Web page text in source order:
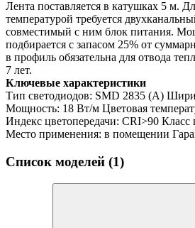
Лента поставляется в катушках 5 м.
температурой требуется
совместимый с ним блок питания.
подбирается с запасом 25% от
в профиль обязательна для отвода
7 лет.
Ключевые характеристики
Тип светодиодов: SMD 2835 (A)
Мощность: 18 Вт/м Цветовая
Индекс цветопередачи: CRI>90
Место применения: в помещении
Список моделей (1)